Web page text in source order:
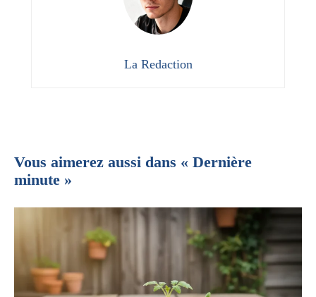
La Redaction
Vous aimerez aussi dans « Dernière
minute »